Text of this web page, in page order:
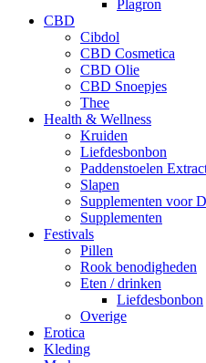
Plagron
CBD
Cibdol
CBD Cosmetica
CBD Olie
CBD Snoepjes
Thee
Health & Wellness
Kruiden
Liefdesbonbon
Paddenstoelen
Slapen
Supplementen voor
Supplementen
Festivals
Pillen
Rook benodigheden
Eten / drinken
Liefdesbonbon
Overige
Erotica
Kleding